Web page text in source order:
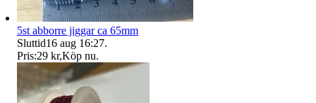
5st abborre jiggar ca 65mm
Sluttid16 aug 16:27.
Pris:29 kr,Köp nu.